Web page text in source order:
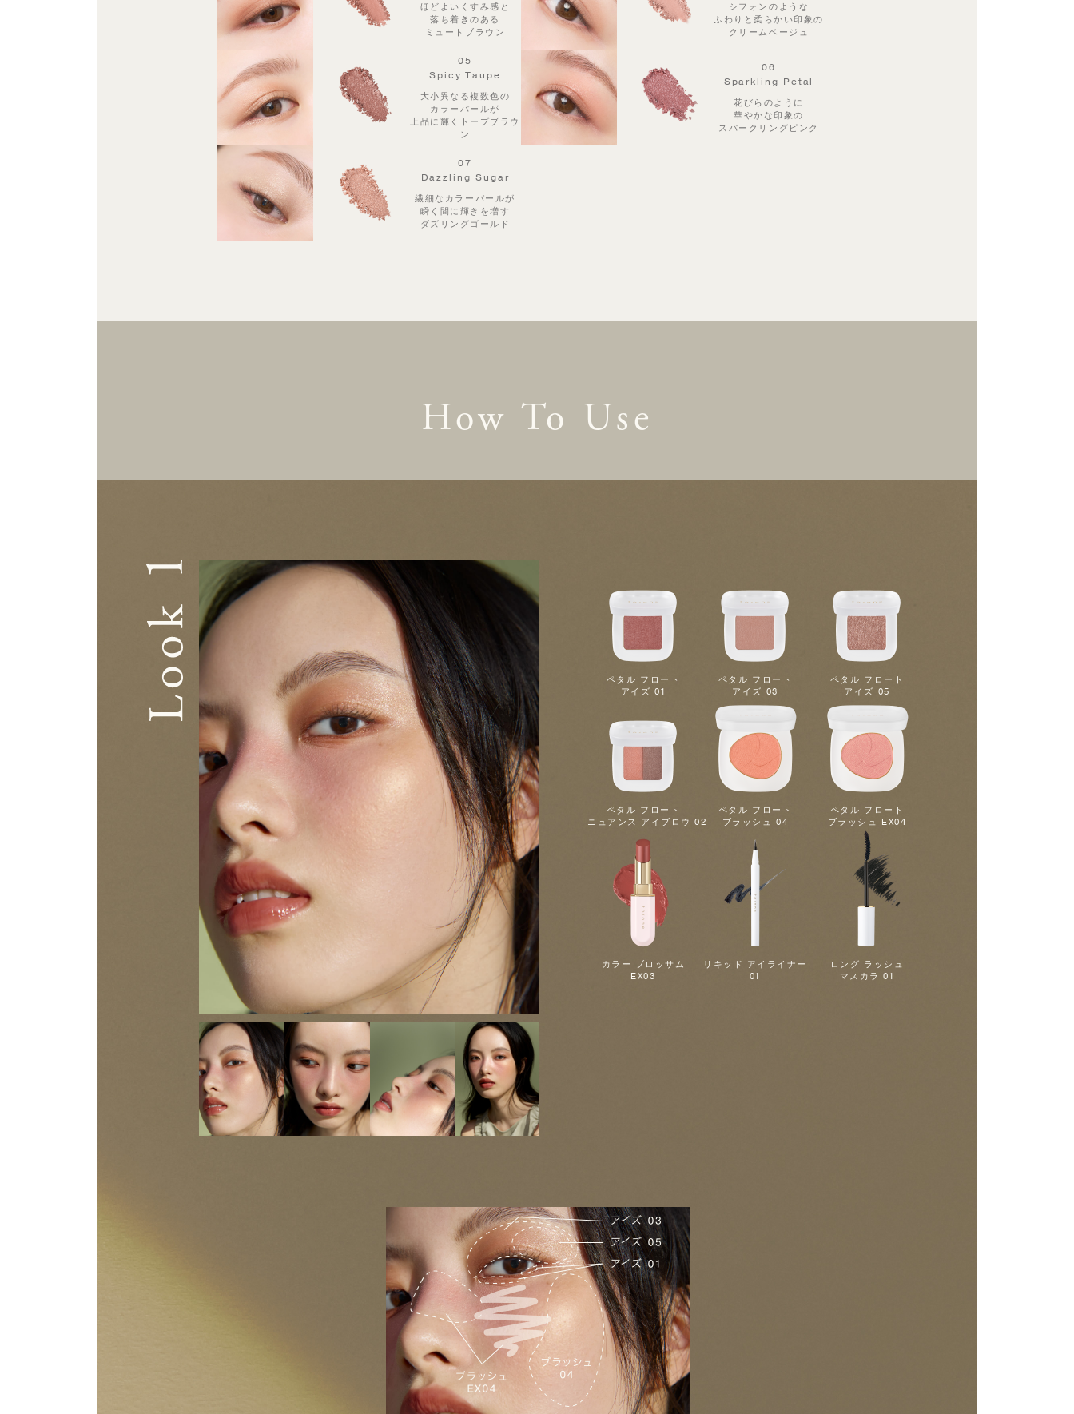
ほどよいくすみ感と
落ち着きのある
ミュートブラウン
シフォンのような
ふわりと柔らかい印象の
クリームベージュ
05
Spicy Taupe
大小異なる複数色の
カラーパールが
上品に 輝くトープブラウ
ン
06
Sparkling Petal
花びらのように
華やかな印象の
スパークリングピンク
07
Dazzling Sugar
繊細なカラーパールが
瞬く間に輝きを増す
ダズリングゴールド
How To Use
ペタル フロート
アイズ 01
ペタル フロート
アイズ 03
ペタル フロート
アイズ 05
ペタル フロート
ニュアンス アイブロウ 02
ペタル フロート
ブラッシュ 04
ペタル フロート
ブラッシュ EX04
カラー ブロッサム
EX03
リキッド アイライナー
01
ロング ラッシュ
マスカラ 01